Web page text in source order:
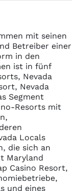
mit seinen
Betreiber einer
in den
ist in fünf
Nevada
Nevada
Segment
Resorts mit
Locals
die sich an
Maryland
Casino Resort,
und eines